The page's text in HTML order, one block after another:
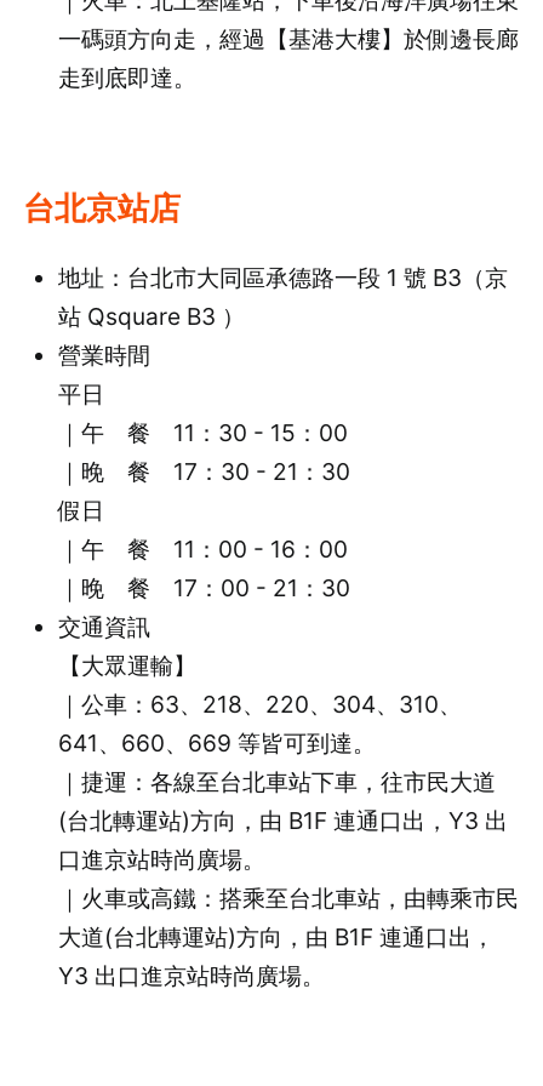
一碼頭方向走，經過【基港大樓】於側邊長廊
走到底即達。
台北京站店
地址：台北市大同區承德路一段 1 號 B3（京
站 Qsquare B3 ）
營業時間
平日
｜午 餐 11：30 - 15：00
｜晚 餐 17：30 - 21：30
假日
｜午 餐 11：00 - 16：00
｜晚 餐 17：00 - 21：30
交通資訊
【大眾運輸】
｜公車：63、218、220、304、310、
641、660、669 等皆可到達。
｜捷運：各線至台北車站下車，往市民大道
(台北轉運站)方向，由 B1F 連通口出，Y3 出
口進京站時尚廣場。
｜火車或高鐵：搭乘至台北車站，由轉乘市民
大道(台北轉運站)方向，由 B1F 連通口出，
Y3 出口進京站時尚廣場。